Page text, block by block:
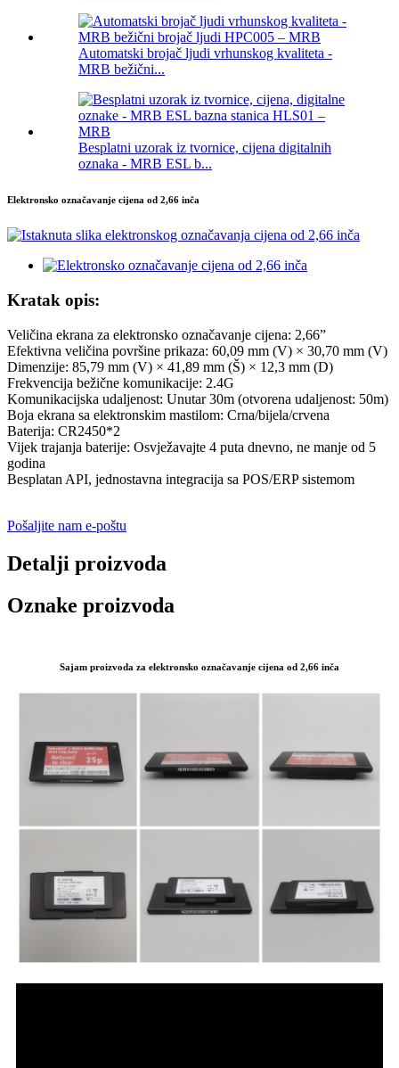
Automatski brojač ljudi vrhunskog kvaliteta -
MRB bežični...
Besplatni uzorak iz tvornice, cijena digitalnih
oznaka - MRB ESL b...
Elektronsko označavanje cijena od 2,66 inča
Kratak opis:
Veličina ekrana za elektronsko označavanje cijena: 2,66”
Efektivna veličina površine prikaza: 60,09 mm (V) × 30,70 mm (V)
Dimenzije: 85,79 mm (V) × 41,89 mm (Š) × 12,3 mm (D)
Frekvencija bežične komunikacije: 2.4G
Komunikacijska udaljenost: Unutar 30m (otvorena udaljenost: 50m)
Boja ekrana sa elektronskim mastilom: Crna/bijela/crvena
Baterija: CR2450*2
Vijek trajanja baterije: Osvježavajte 4 puta dnevno, ne manje od 5
godina
Besplatan API, jednostavna integracija sa POS/ERP sistemom
Pošaljite nam e-poštu
Detalji proizvoda
Oznake proizvoda
Sajam proizvoda za elektronsko označavanje cijena od 2,66 inča